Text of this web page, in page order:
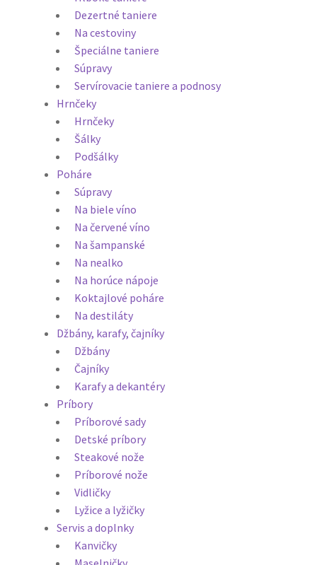
Dezertné taniere
Na cestoviny
Špeciálne taniere
Súpravy
Servírovacie taniere a podnosy
Hrnčeky
Hrnčeky
Šálky
Podšálky
Poháre
Súpravy
Na biele víno
Na červené víno
Na šampanské
Na nealko
Na horúce nápoje
Koktajlové poháre
Na destiláty
Džbány, karafy, čajníky
Džbány
Čajníky
Karafy a dekantéry
Príbory
Príborové sady
Detské príbory
Steakové nože
Príborové nože
Vidličky
Lyžice a lyžičky
Servis a doplnky
Kanvičky